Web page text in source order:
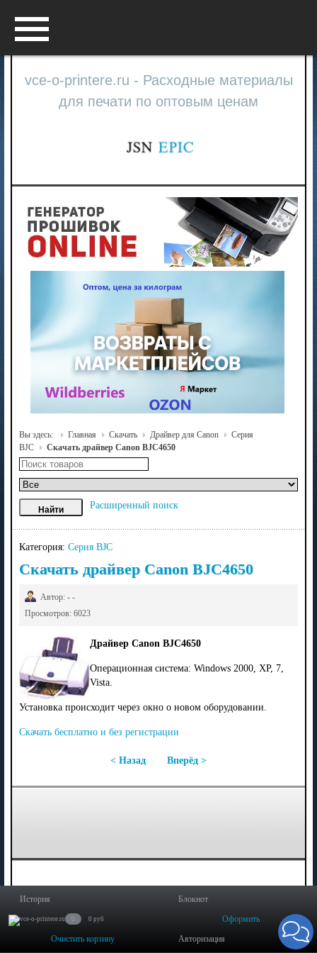
vce-o-printere.ru - Расходные материалы
для печати по оптовым ценам
Вы здесь: Главная Скачать Драйвер для Canon
Серия
BJC
Скачать драйвер Canon BJC4650
Расширенный поиск
Категория: Серия BJC
Скачать драйвер Canon BJC4650
Автор: - -
Просмотров: 6023
Драйвер Canon BJC4650
Операционная система: Windows 2000, XP, 7,
Vista.
Установка происходит через окно о новом оборудовании.
Скачать бесплатно и без регистрации
< Назад Вперёд >
История Блокнот
0 0 руб
Оформить
Очистить корзину
Авторизация